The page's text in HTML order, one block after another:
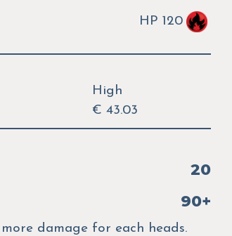
HP 120
High
€ 43.03
20
90+
damage for each heads.